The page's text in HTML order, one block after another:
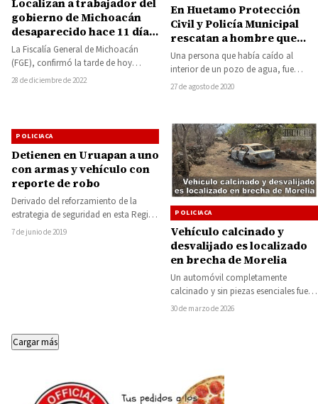
Localizan a trabajador del
gobierno de Michoacán
desaparecido hace 11 días
en Morelia, habría sido
baleado y quemado
La Fiscalía General de Michoacán
(FGE), confirmó la tarde de hoy
miércoles que los restos humanos
28 de diciembre de 2022
En Huetamo Protección
Civil y Policía Municipal
rescatan a hombre que
había caído a un pozo de
agua
Una persona que había caído al
interior de un pozo de agua, fue
rescatado por paramédicos y
27 de agosto de 2020
POLICIACA
Detienen en Uruapan a uno
con armas y vehículo con
reporte de robo
Derivado del reforzamiento de la
estrategia de seguridad en esta Región
del Estado, personal de la Secretaría
7 de junio de 2019
POLICIACA
Vehículo calcinado y
desvalijado es localizado
en brecha de Morelia
Un automóvil completamente
calcinado y sin piezas esenciales fue
localizado en una brecha de terracería
30 de marzo de 2026
Cargar más